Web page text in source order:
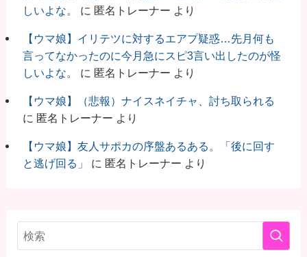
しいよな。
に 匿名トレーナー より
【ウマ娘】イリテツに対するエアプ疑惑…先月何も
言ってなかったのに今月急にスピ3言い出したのが怪
しいよな。
に 匿名トレーナー より
【ウマ娘】（悲報）ナイスネイチャ、討ち取られる
に 匿名トレーナー より
【ウマ娘】友人サポカの序盤あるある。「後に回す
と逃げ回る」
に 匿名トレーナー より